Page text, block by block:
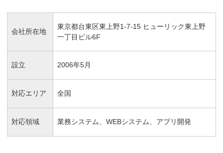
会社所在地
東京都台東区東上野1-7-15 ヒューリック東上野
一丁目ビル6F
設立 2006年5月
対応エリア 全国
対応領域 業務システム、WEBシステム、アプリ開発